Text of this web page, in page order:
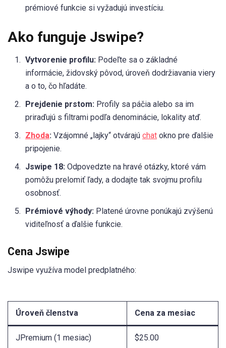
prémiové funkcie si vyžadujú investíciu.
Ako funguje Jswipe?
Vytvorenie profilu: Podeľte sa o základné
informácie, židovský pôvod, úroveň dodržiavania viery
a o to, čo hľadáte.
Prejdenie prstom: Profily sa páčia alebo sa im
priraďujú s filtrami podľa denominácie, lokality atď.
Zhoda: Vzájomné „lajky“ otvárajú chat okno pre ďalšie
pripojenie.
Jswipe 18: Odpovedzte na hravé otázky, ktoré vám
pomôžu prelomiť ľady, a dodajte tak svojmu profilu
osobnosť.
Prémiové výhody: Platené úrovne ponúkajú zvýšenú
viditeľnosť a ďalšie funkcie.
Cena Jswipe
Jswipe využíva model predplatného:
Úroveň členstva Cena za mesiac
JPremium (1 mesiac) $25.00